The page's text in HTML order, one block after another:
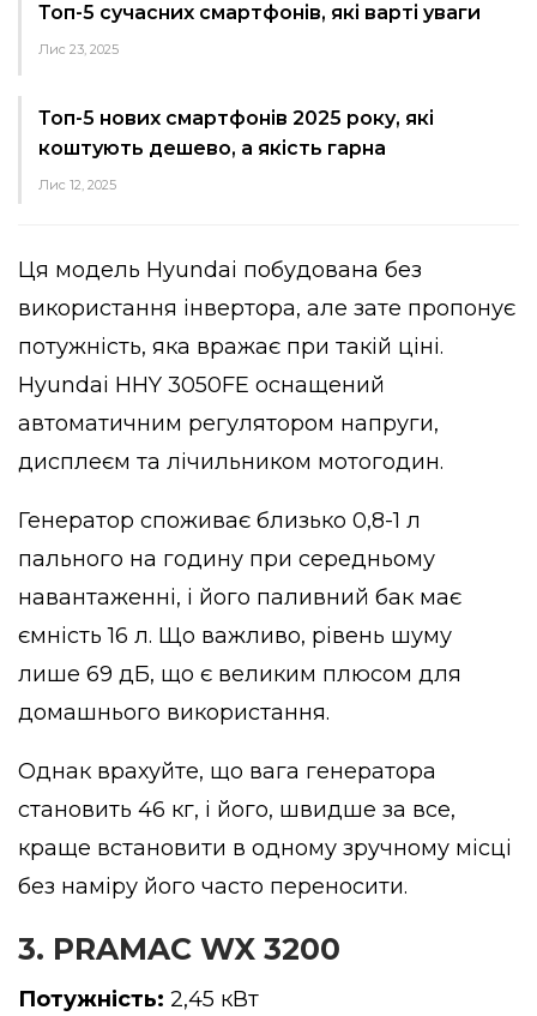
Топ-5 сучасних смартфонів, які варті уваги
Лис 23, 2025
Топ-5 нових смартфонів 2025 року, які
коштують дешево, а якість гарна
Лис 12, 2025
Ця модель Hyundai побудована без
використання інвертора, але зате пропонує
потужність, яка вражає при такій ціні.
Hyundai HHY 3050FE оснащений
автоматичним регулятором напруги,
дисплеєм та лічильником мотогодин.
Генератор споживає близько 0,8-1 л
пального на годину при середньому
навантаженні, і його паливний бак має
ємність 16 л. Що важливо, рівень шуму
лише 69 дБ, що є великим плюсом для
домашнього використання.
Однак врахуйте, що вага генератора
становить 46 кг, і його, швидше за все,
краще встановити в одному зручному місці
без наміру його часто переносити.
3. PRAMAC WX 3200
Потужність: 2,45 кВт